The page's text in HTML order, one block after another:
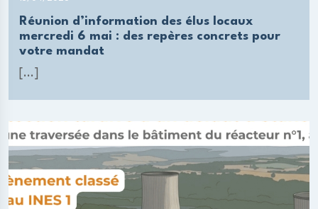
Réunion d’information des élus locaux
mercredi 6 mai : des repères concrets pour
votre mandat
[...]